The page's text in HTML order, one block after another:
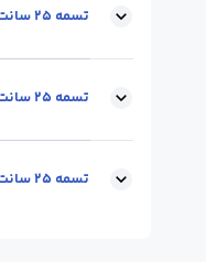
عرض(cm) : 25 تسمه 25 سانت 10 میل
عرض(cm) : 25 تسمه 25 سانت 12 میل
عرض(cm) : 25 تسمه 25 سانت 15 میل